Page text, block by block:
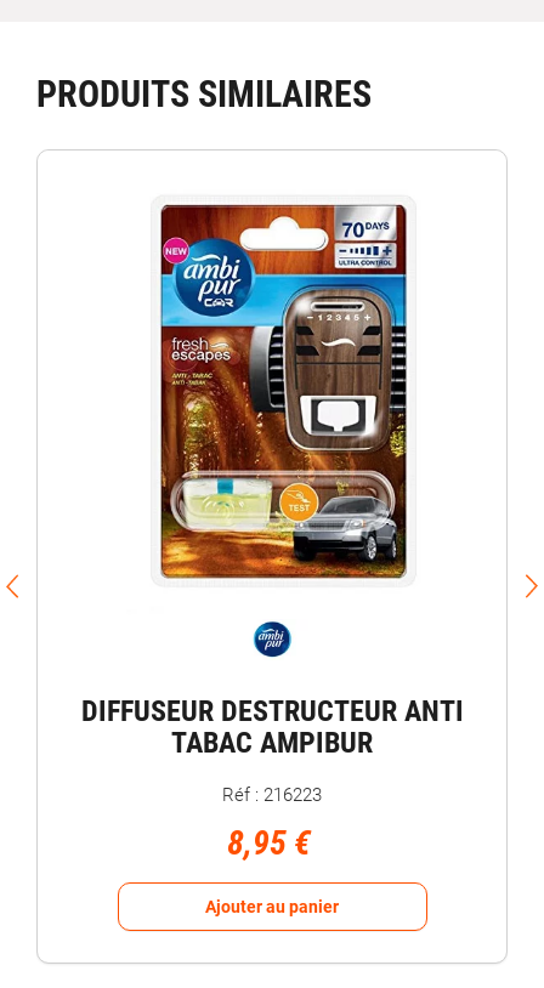
PRODUITS SIMILAIRES
DIFFUSEUR DESTRUCTEUR ANTI
TABAC AMPIBUR
Réf : 216223
8,95 €
Ajouter au panier